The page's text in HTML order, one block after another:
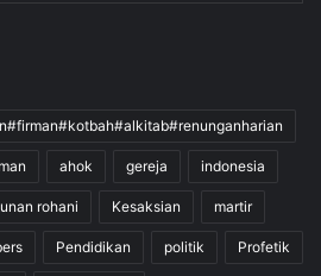
ahok gereja indonesia
rohani Kesaksian martir
Pendidikan politik Profetik